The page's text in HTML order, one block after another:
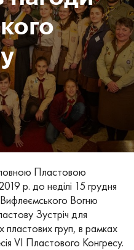
Пластовою
р. до неділі 15 грудня
Вогню
Зустріч для
пластових груп, в рамках
VI Пластового Конгресу.